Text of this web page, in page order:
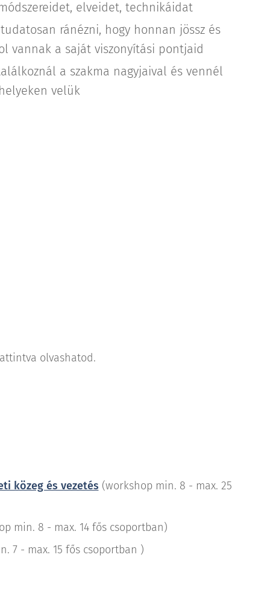
elveidet, technikáidat
ránézni, hogy honnan jössz és
vannak a saját viszonyítási pontjaid
a szakma nagyjaival és vennél
velük
olvashatod.
közeg és vezetés (workshop min. 8 - max. 25
min. 8 - max. 14 fős csoportban)
7 - max. 15 fős csoportban )